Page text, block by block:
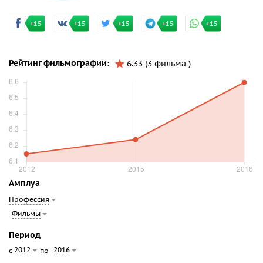
+15 +15 +15 +15 +15
Рейтинг фильмографии: 6.33 (3 фильма )
Амплуа
Профессия
Фильмы
Период
с 2012 по 2016